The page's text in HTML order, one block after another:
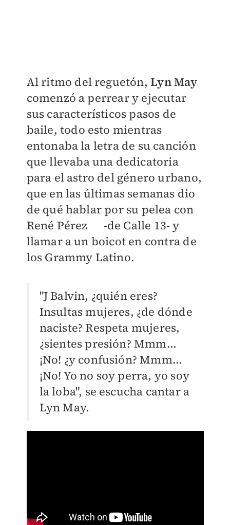
Al ritmo del reguetón, Lyn May
comenzó a perrear y ejecutar
sus característicos pasos de
baile, todo esto mientras
entonaba la letra de su canción
que llevaba una dedicatoria
para el astro del género urbano,
que en las últimas semanas dio
de qué hablar por su pelea con
René Pérez -de Calle 13- y
llamar a un boicot en contra de
los Grammy Latino.
"J Balvin, ¿quién eres?
Insultas mujeres, ¿de dónde
naciste? Respeta mujeres,
¿sientes presión? Mmm...
¡No! ¿y confusión? Mmm...
¡No! Yo no soy perra, yo soy
la loba", se escucha cantar a
Lyn May.